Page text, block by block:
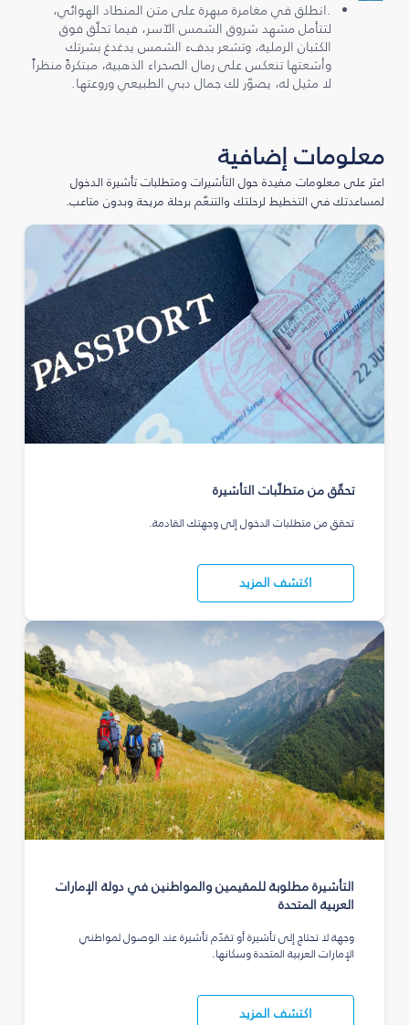
.انطلق في مغامرة مبهرة على متن المنطاد الهوائي،
لتتأمل مشهد شروق الشمس الآسر، فيما تحلّق فوق
الكثبان الرملية، وتشعر بدفء الشمس يدغدغ بشرتك
وأشعتها تنعكس على رمال الصحراء الذهبية، مبتكرةً منظراً
لا مثيل له، يصوّر لك جمال دبي الطبيعي وروعتها.
معلومات إضافية
اعثر على معلومات مفيدة حول التأشيرات ومتطلبات تأشيرة الدخول
لمساعدتك في التخطيط لرحلتك والتنعّم برحلة مريحة وبدون متاعب.
تحقّق من متطلّبات التأشيرة
تحقق من متطلبات الدخول إلى وجهتك القادمة.
اكتشف المزيد
التأشيرة مطلوبة للمقيمين والمواطنين في دولة الإمارات
العربية المتحدة
وجهة لا تحتاج إلى تأشيرة أو تقدّم تأشيرة عند الوصول لمواطني
الإمارات العربية المتحدة وسكانها.
اكتشف المزيد